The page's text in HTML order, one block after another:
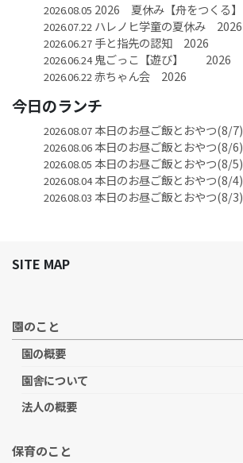
2026.08.05 2026 夏休み【舟をつくる】
2026.07.22ハレノヒ学童の夏休み 2026
2026.06.27手と指先の認知 2026
2026.06.24鬼ごっこ【遊び】 2026
2026.06.22赤ちゃん会 2026
今日のランチ
2026.08.07本日のお昼ご飯とおやつ(8/7)
2026.08.06本日のお昼ご飯とおやつ(8/6)
2026.08.05 本日のお昼ご飯とおやつ(8/5)
2026.08.04本日のお昼ご飯とおやつ(8/4)
2026.08.03 本日のお昼ご飯とおやつ(8/3)
SITE MAP
園のこと
園の概要
園舎について
法人の概要
保育のこと